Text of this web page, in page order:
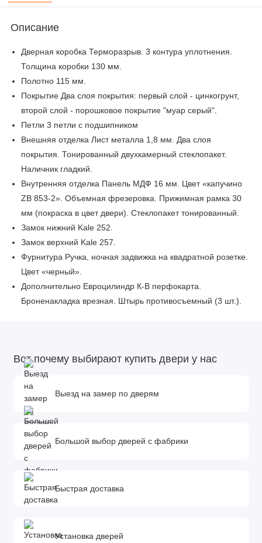
Описание
Дверная коробка Терморазрыв. 3 контура уплотнения.
Толщина коробки 130 мм.
Полотно 115 мм.
Покрытие Два слоя покрытия: первый слой - цинкогрунт,
второй слой - порошковое покрытие "муар серый".
Петли 3 петли с подшипником
Внешняя отделка Лист металла 1,8 мм. Два слоя
покрытия. Тонированный двухкамерный стеклопакет.
Наличник гладкий.
Внутренняя отделка Панель МДФ 16 мм. Цвет «капучино
ZB 853-2». Объемная фрезеровка. Прижимная рамка 30
мм (покраска в цвет двери). Стеклопакет тонированный.
Замок нижний Kale 252.
Замок верхний Kale 257.
Фурнитура Ручка, ночная задвижка на квадратной розетке.
Цвет «черный».
Дополнительно Евроцилиндр К-В перфокарта.
Броненакладка врезная. Штырь противосъемный (3 шт.).
Размер и вес блока 2050мм х 880мм - 120кг; 2050мм х
960мм - 132кг.
Упаковка (ВхШхГ) 2160мм х 1030мм х 170мм; 2160мм х
1100мм х 170мм.
Вот почему выбирают купить двери у нас
Выезд на замер по дверям
Большой выбор дверей с фабрики
Быстрая доставка
Установка дверей